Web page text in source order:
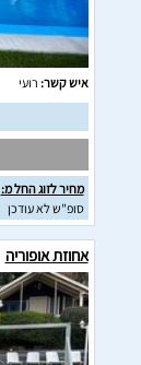
איש קשר: רועי
מחיר לזוג החל מ:
סופ"ש לא עודכן
אחוזת אופוריה